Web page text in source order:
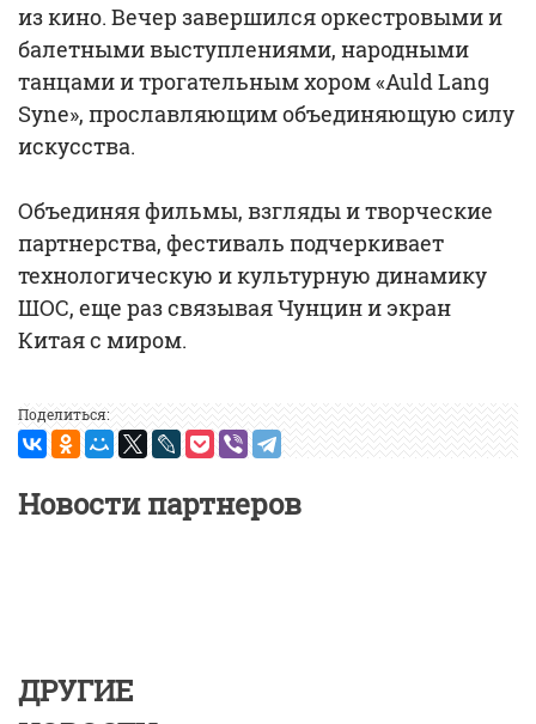
из кино. Вечер завершился оркестровыми и
балетными выступлениями, народными
танцами и трогательным хором «Auld Lang
Syne», прославляющим объединяющую силу
искусства.
Объединяя фильмы, взгляды и творческие
партнерства, фестиваль подчеркивает
технологическую и культурную динамику
ШОС, еще раз связывая Чунцин и экран
Китая с миром.
Поделиться:
Новости партнеров
ДРУГИЕ